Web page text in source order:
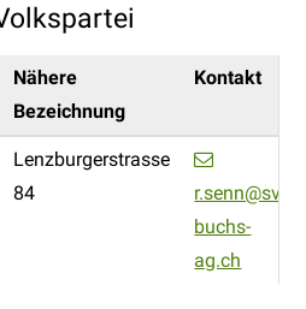
Nähere
Bezeichnung
Kontakt
Lenzburgerstrasse
84
r.senn@svp-
buchs-
ag.ch